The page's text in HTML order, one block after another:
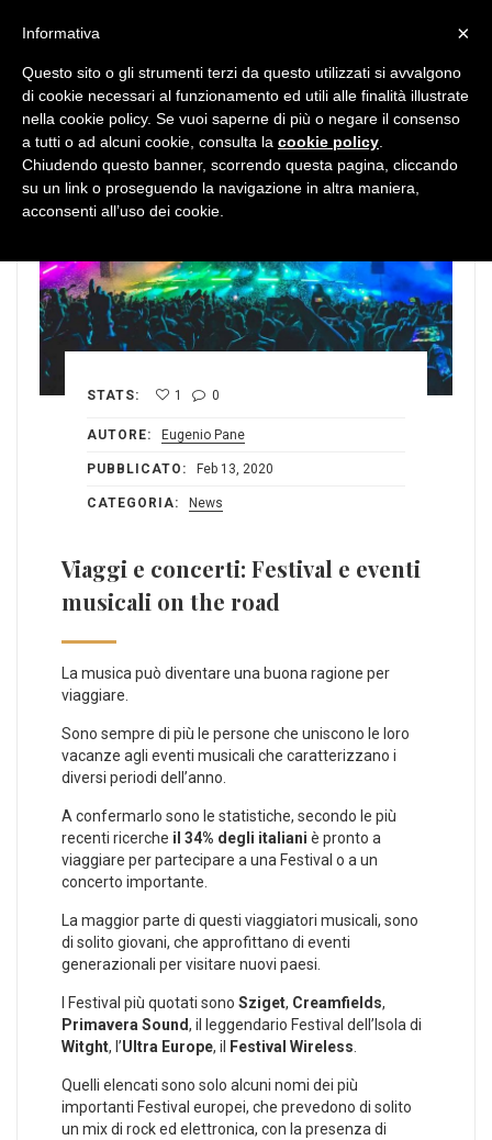
STATS: 1 0
AUTORE: Eugenio Pane
PUBBLICATO: Feb 13, 2020
CATEGORIA: News
Viaggi e concerti: Festival e eventi
musicali on the road
La musica può diventare una buona ragione per
viaggiare.
Sono sempre di più le persone che uniscono le loro
vacanze agli eventi musicali che caratterizzano i
diversi periodi dell’anno.
A confermarlo sono le statistiche, secondo le più
recenti ricerche il 34% degli italiani è pronto a
viaggiare per partecipare a una Festival o a un
concerto importante.
La maggior parte di questi viaggiatori musicali, sono
di solito giovani, che approfittano di eventi
generazionali per visitare nuovi paesi.
I Festival più quotati sono Sziget, Creamfields,
Primavera Sound, il leggendario Festival dell’Isola di
Witght, l’Ultra Europe, il Festival Wireless
Quelli elencati sono solo alcuni nomi dei più
importanti Festival europei, che prevedono di solito
un mix di rock ed elettronica, con la presenza di
×
Informativa
Questo sito o gli strumenti terzi da questo utilizzati si avvalgono
di cookie necessari al funzionamento ed utili alle finalità illustrate
nella cookie policy. Se vuoi saperne di più o negare il consenso
a tutti o ad alcuni cookie, consulta la cookie policy
Chiudendo questo banner, scorrendo questa pagina, cliccando
su un link o proseguendo la navigazione in altra maniera,
acconsenti all’uso dei cookie.